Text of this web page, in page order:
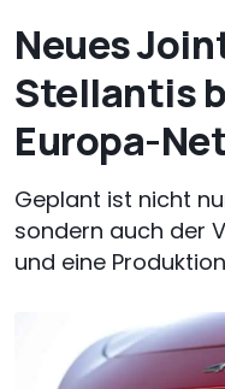
Neues
Stellantis
Europa-
Geplant ist nicht
sondern auch der
und eine